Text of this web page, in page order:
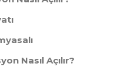
Nasıl Açılır?